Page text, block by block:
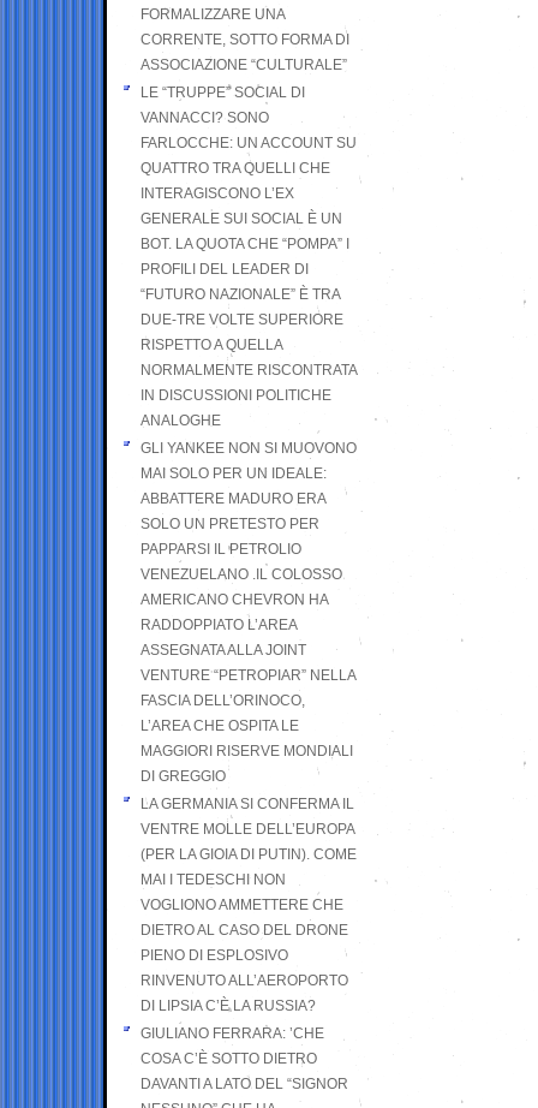
FORMALIZZARE UNA
CORRENTE, SOTTO FORMA DI
ASSOCIAZIONE “CULTURALE”
LE “TRUPPE” SOCIAL DI
VANNACCI? SONO
FARLOCCHE: UN ACCOUNT SU
QUATTRO TRA QUELLI CHE
INTERAGISCONO L’EX
GENERALE SUI SOCIAL È UN
BOT. LA QUOTA CHE “POMPA” I
PROFILI DEL LEADER DI
“FUTURO NAZIONALE” È TRA
DUE-TRE VOLTE SUPERIORE
RISPETTO A QUELLA
NORMALMENTE RISCONTRATA
IN DISCUSSIONI POLITICHE
ANALOGHE
GLI YANKEE NON SI MUOVONO
MAI SOLO PER UN IDEALE:
ABBATTERE MADURO ERA
SOLO UN PRETESTO PER
PAPPARSI IL PETROLIO
VENEZUELANO .IL COLOSSO
AMERICANO CHEVRON HA
RADDOPPIATO L’AREA
ASSEGNATA ALLA JOINT
VENTURE “PETROPIAR” NELLA
FASCIA DELL’ORINOCO,
L’AREA CHE OSPITA LE
MAGGIORI RISERVE MONDIALI
DI GREGGIO
LA GERMANIA SI CONFERMA IL
VENTRE MOLLE DELL’EUROPA
(PER LA GIOIA DI PUTIN). COME
MAI I TEDESCHI NON
VOGLIONO AMMETTERE CHE
DIETRO AL CASO DEL DRONE
PIENO DI ESPLOSIVO
RINVENUTO ALL’AEROPORTO
DI LIPSIA C’È LA RUSSIA?
GIULIANO FERRARA: ’CHE
COSA C’È SOTTO DIETRO
DAVANTI A LATO DEL “SIGNOR